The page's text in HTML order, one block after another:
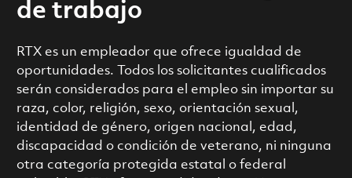
de trabajo
RTX es un empleador que ofrece igualdad de
oportunidades. Todos los solicitantes cualificados
serán considerados para el empleo sin importar su
raza, color, religión, sexo, orientación sexual,
identidad de género, origen nacional, edad,
discapacidad o condición de veterano, ni ninguna
otra categoría protegida estatal o federal